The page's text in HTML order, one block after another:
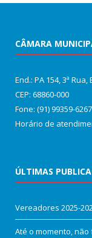
CÂMARA
End.: PA 154, 3ª
CEP: 68860‑000
Fone: (91) 99359-6267
Horário de
ÚLTIMAS
Vereadores 2025-
Até o momento,